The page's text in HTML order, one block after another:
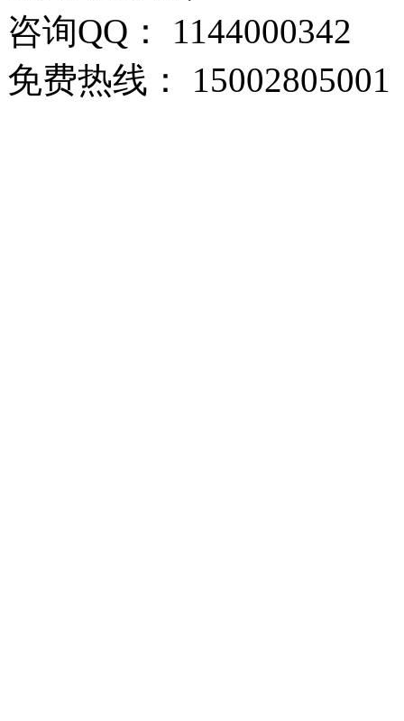
咨询QQ： 1144000342
免费热线： 15002805001